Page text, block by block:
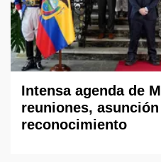
Intensa agenda de
reuniones,
reconocimiento